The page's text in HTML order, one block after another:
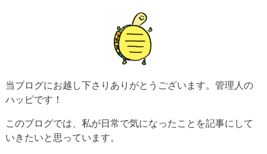
当ブログにお越し下さりありがとうございます。管理人の
ハッピです！
このブログでは、私が日常で気になったことを記事にして
いきたいと思っています。